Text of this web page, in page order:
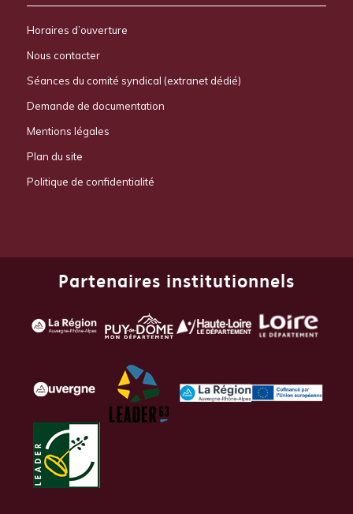
Horaires d’ouverture
Nous contacter
Séances du comité syndical (extranet dédié)
Demande de documentation
Mentions légales
Plan du site
Politique de confidentialité
Partenaires institutionnels